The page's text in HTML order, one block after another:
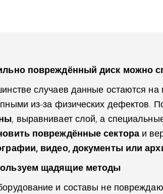
повреждённый диск можно
случаев данные остаются на
из-за физических дефектов.
, выравнивает слой, а
повреждённые сектораи
видео, документы или
щадящие методы
и составы не